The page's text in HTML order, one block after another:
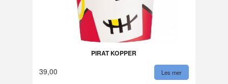
PIRAT KOPPER
39,00 Les mer